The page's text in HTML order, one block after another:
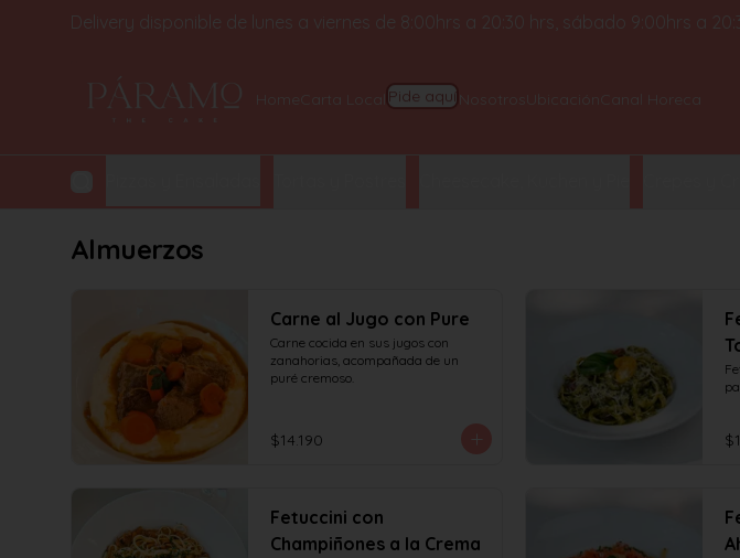
Delivery disponible de lunes a viernes de 8:00hrs a 20:30 hrs, sábado 9:00hrs a
Home Carta Local Pide aquí Nosotros Ubicación Canal Horeca
Almuerzos
Carne al Jugo con Pure
Carne cocida en sus jugos con
zanahorias, acompañada de un
puré cremoso.
$14.190
Fetuccini con
Champiñones a la Crema